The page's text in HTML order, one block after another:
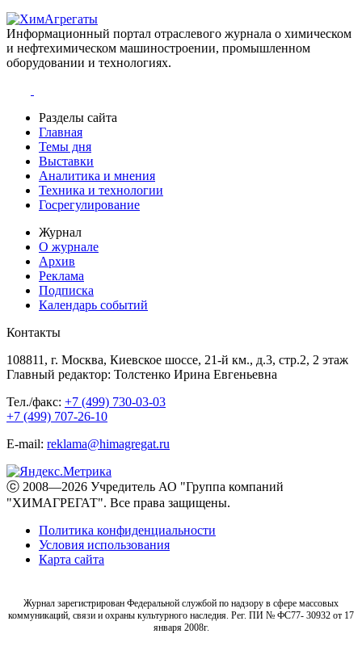
Информационный портал отраслевого журнала о химическом
и нефтехимическом машиностроении, промышленном
оборудовании и технологиях.
Разделы сайта
Главная
Темы дня
Выставки
Аналитика и мнения
Техника и технологии
Госрегулирование
Журнал
О журнале
Архив
Реклама
Подписка
Календарь событий
Контакты
108811, г. Москва, Киевское шоссе, 21-й км., д.3, стр.2, 2 этаж
Главный редактор: Толстенко Ирина Евгеньевна
Тел./факс: +7 (499) 730-03-03
+7 (499) 707-26-10
E-mail: reklama@himagregat.ru
ⓒ 2008—2026 Учредитель АО "Группа компаний
"ХИМАГРЕГАТ". Все права защищены.
Политика конфиденциальности
Условия использования
Карта сайта
Журнал зарегистрирован Федеральной службой по надзору в сфере массовых
коммуникаций, связи и охраны культурного наследия. Рег. ПИ № ФС77- 30932 от 17
января 2008г.